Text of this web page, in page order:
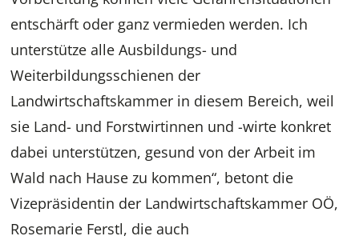
entschärft oder ganz vermieden werden. Ich
unterstütze alle Ausbildungs- und
Weiterbildungsschienen der
Landwirtschaftskammer in diesem Bereich, weil
sie Land- und Forstwirtinnen und -wirte konkret
dabei unterstützen, gesund von der Arbeit im
Wald nach Hause zu kommen“, betont die
Vizepräsidentin der Landwirtschaftskammer OÖ,
Rosemarie Ferstl, die auch